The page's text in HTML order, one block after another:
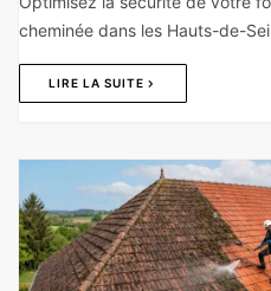
cheminée dans les Hauts-de-
LIRE LA SUITE